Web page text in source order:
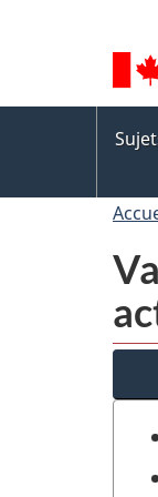
de
la
des